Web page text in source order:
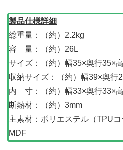
製品仕様詳細
総重量：（約）2.2kg
容 量：（約）26L
サイズ：（約）幅35×奥行35×
収納サイズ：（約）幅39×奥行
内 寸：（約）幅33×奥行33×
断熱材：（約）3mm
主素材：ポリエステル（TPUコ
MDF